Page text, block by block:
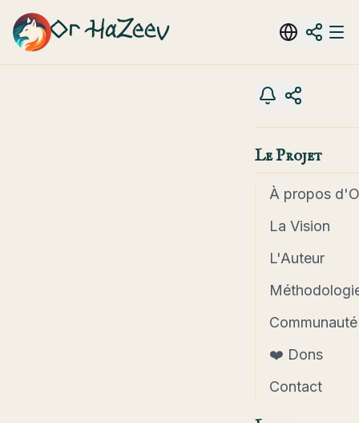
Or HaZeev
Le Projet
À propos
La Vision
L'Auteur
Communauté
❤️ Dons
Contact